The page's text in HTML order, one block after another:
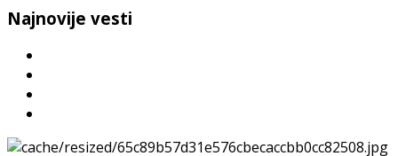
Najnovije vesti